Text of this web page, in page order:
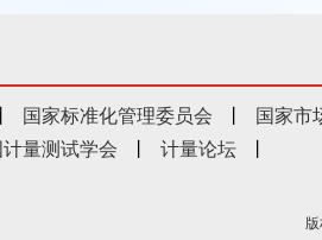
丨 国家标准化管理委员会 丨
国家市
量测试学会 丨 计量论坛 丨